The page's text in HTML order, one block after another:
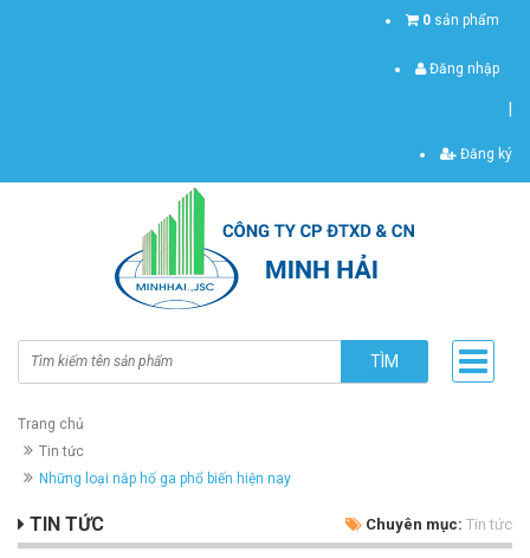
0 sản phẩm
Đăng nhập
Đăng ký
TÌM
Trang chủ
Tin tức
Những loại nắp hố ga phổ biến hiện nay
TIN TỨC Chuyên mục: Tin tức